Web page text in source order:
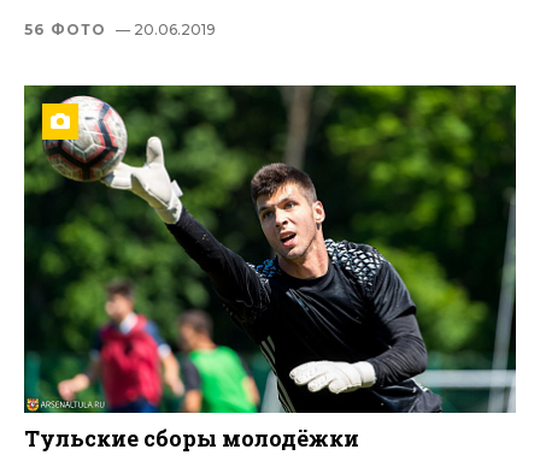
56 ФОТО — 20.06.2019
Тульские сборы молодёжки